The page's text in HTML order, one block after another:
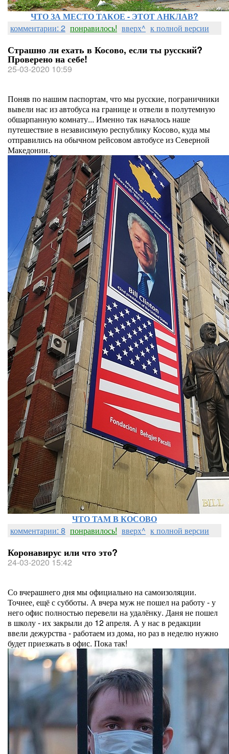
ЧТО ЗА МЕСТО ТАКОЕ - ЭТОТ АНКЛАВ?
комментарии: 2 понравилось! вверх^ к полной версии
Страшно ли ехать в Косово, если ты русский?
Проверено на себе!
25-03-2020 10:59
Поняв по нашим паспортам, что мы русские, пограничники
вывели нас из автобуса на границе и отвели в полутемную
обшарпанную комнату... Именно так началось наше
путешествие в независимую республику Косово, куда мы
отправились на обычном рейсовом автобусе из Северной
Македонии.
ЧТО ТАМ В КОСОВО
комментарии: 8 понравилось! вверх^ к полной версии
Коронавирус или что это?
24-03-2020 15:42
Со вчерашнего дня мы официально на самоизоляции.
Точнее, ещё с субботы. А вчера муж не пошел на работу - у
него офис полностью перевели на удалёнку. Даня не пошел
в школу - их закрыли до 12 апреля. А у нас в редакции
ввели дежурства - работаем из дома, но раз в неделю нужно
будет приезжать в офис. Пока так!